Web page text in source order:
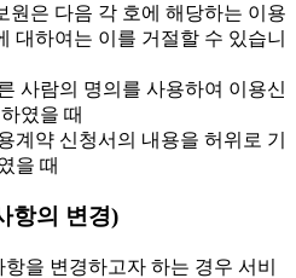
은 다음 각 호에 해당하는 이용
대하여는 이를 거절할 수 있습니
사람의 명의를 사용하여 이용신
였을 때
계약 신청서의 내용을 허위로 기
을 때
항의 변경)
을 변경하고자 하는 경우 서비